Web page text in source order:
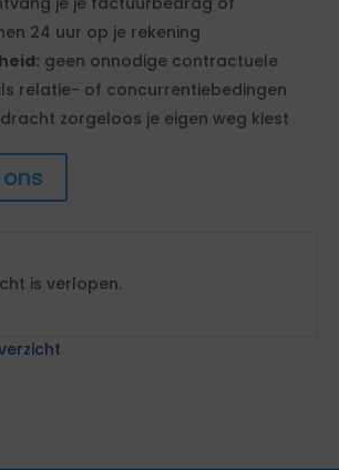
24 uur op je rekening
geen onnodige contractuele
relatie- of concurrentiebedingen
zorgeloos je eigen weg kiest
is verlopen.